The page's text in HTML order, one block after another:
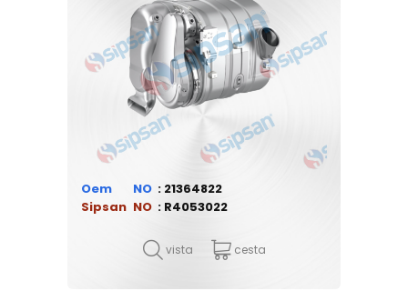
Oem
21364822
Sipsan
R4053022
vista cesta